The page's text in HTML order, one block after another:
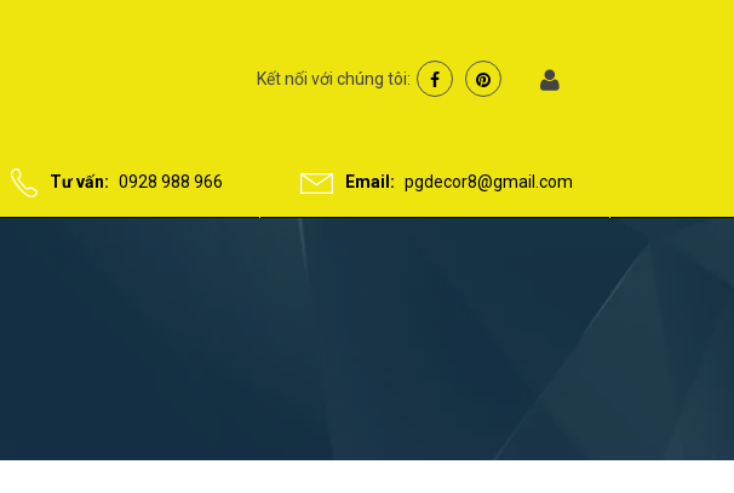
Kết nối với chúng tôi:
Tư vấn: 0928 988 966 Email: pgdecor8@gmail.com